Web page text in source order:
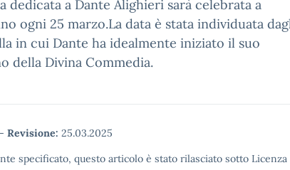
dedicata a Dante Alighieri sarà celebrata a
ogni 25 marzo.La data è stata individuata
in cui Dante ha idealmente iniziato il suo
della Divina Commedia.
- Revisione: 25.03.2025
specificato, questo articolo è stato rilasciato sotto